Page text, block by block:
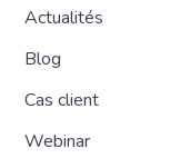
Actualités
Blog
Cas client
Webinar